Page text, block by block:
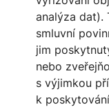
analýza dat).
smluvní
jim
nebo
s výjimkou
k